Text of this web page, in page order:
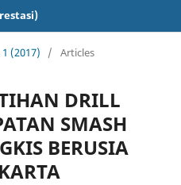
(2017) / Articles
DRILL
SMASH
BERUSIA